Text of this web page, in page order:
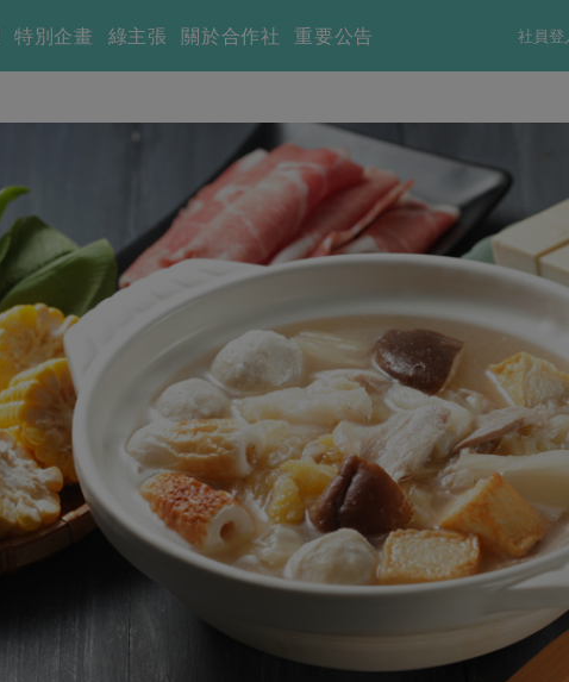
社員登
特別企畫 綠主張 關於合作社 重要公告